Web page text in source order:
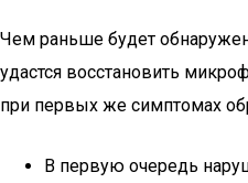
Чем раньше будет
удастся восстановить
при первых же симптомах
В первую очередь